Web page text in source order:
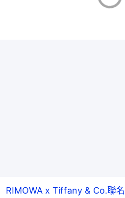
RIMOWA x Tiffany & Co.聯